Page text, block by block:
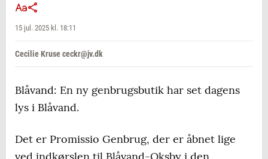
15 jul. 2025 kl. 18:11
Cecilie Kruse ceckr@jv.dk
Blåvand: En ny genbrugsbutik har set dagens
lys i Blåvand.
Det er Promissio Genbrug, der er åbnet lige